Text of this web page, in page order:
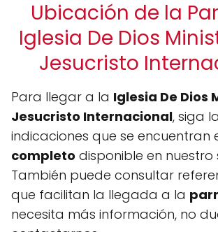
Ubicación de la
Iglesia De Dios
Jesucristo
Para llegar a la Iglesia De Dios
Jesucristo Internacional, siga
indicaciones que se encuentran
completo disponible en nuestro
También puede consultar
que facilitan la llegada a la
necesita más información, no